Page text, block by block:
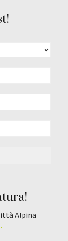
Alpina